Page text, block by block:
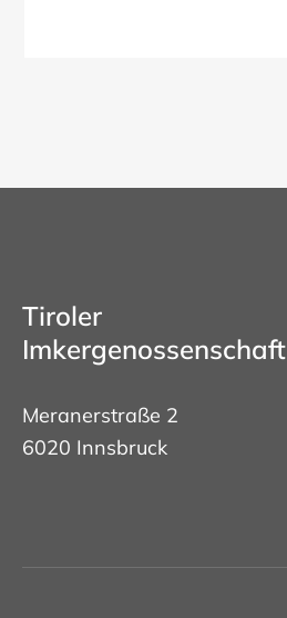
Tiroler
Imkergenossenschaft
Meranerstraße 2
6020 Innsbruck